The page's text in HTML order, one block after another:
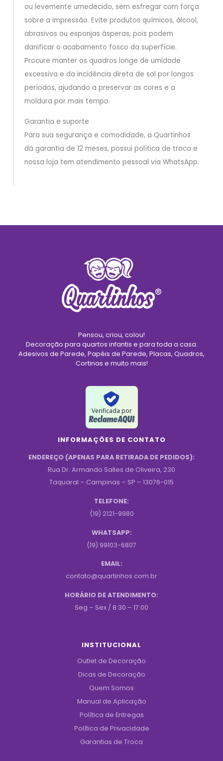
ou levemente umedecido, sem esfregar com força
sobre a impressão. Evite produtos químicos, álcool,
abrasivos ou esponjas ásperas, pois podem
danificar o acabamento fosco da superfície.
Procure manter os quadros longe de umidade
excessiva e da incidência direta de sol por longos
períodos, ajudando a preservar as cores e a
moldura por mais tempo.
Garantia e suporte
Para sua segurança e comodidade, a Quartinhos
dá garantia de 12 meses, possui política de troca e
nossa loja tem atendimento pessoal via WhatsApp.
Pensou, criou, colou!
Decoração para quartos infantis e para toda a casa.
Adesivos de Parede, Papéis de Parede, Placas, Quadros,
Cortinas e muito mais!
Verificada por
INFORMAÇÕES DE CONTATO
ENDEREÇO (APENAS PARA RETIRADA DE PEDIDOS):
Rua Dr. Armando Salles de Oliveira, 230
Taquaral – Campinas – SP – 13076-015
TELEFONE:
(19) 2121-9980
WHATSAPP:
(19) 99103-6807
EMAIL:
contato@quartinhos.com.br
HORÁRIO DE ATENDIMENTO:
Seg – Sex / 8:30 – 17:00
INSTITUCIONAL
Outlet de Decoração
Dicas de Decoração
Quem Somos
Manual de Aplicação
Política de Entregas
Política de Privacidade
Garantias de Troca